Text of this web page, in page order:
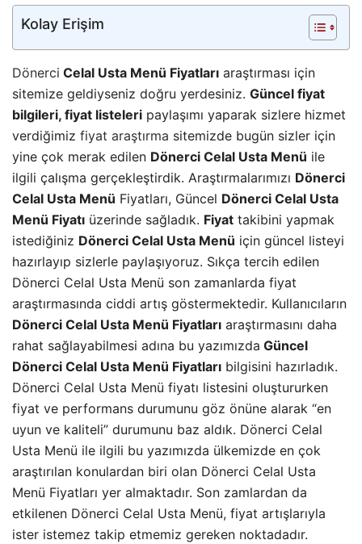
Kolay Erişim
Dönerci Celal Usta Menü Fiyatları araştırması için
sitemize geldiyseniz doğru yerdesiniz. Güncel fiyat
bilgileri, fiyat listeleri paylaşımı yaparak sizlere hizmet
verdiğimiz fiyat araştırma sitemizde bugün sizler için
yine çok merak edilen Dönerci Celal Usta Menü ile
ilgili çalışma gerçekleştirdik. Araştırmalarımızı Dönerci
Celal Usta Menü Fiyatları, Güncel Dönerci Celal Usta
Menü Fiyatı üzerinde sağladık. Fiyat takibini yapmak
istediğiniz Dönerci Celal Usta Menü için güncel listeyi
hazırlayıp sizlerle paylaşıyoruz. Sıkça tercih edilen
Dönerci Celal Usta Menü son zamanlarda fiyat
araştırmasında ciddi artış göstermektedir. Kullanıcıların
Dönerci Celal Usta Menü Fiyatları araştırmasını daha
rahat sağlayabilmesi adına bu yazımızda Güncel
Dönerci Celal Usta Menü Fiyatları bilgisini hazırladık.
Dönerci Celal Usta Menü fiyatı listesini oluştururken
fiyat ve performans durumunu göz önüne alarak “en
uyun ve kaliteli” durumunu baz aldık. Dönerci Celal
Usta Menü ile ilgili bu yazımızda ülkemizde en çok
araştırılan konulardan biri olan Dönerci Celal Usta
Menü Fiyatları yer almaktadır. Son zamlardan da
etkilenen Dönerci Celal Usta Menü, fiyat artışlarıyla
ister istemez takip etmemiz gereken noktadadır.